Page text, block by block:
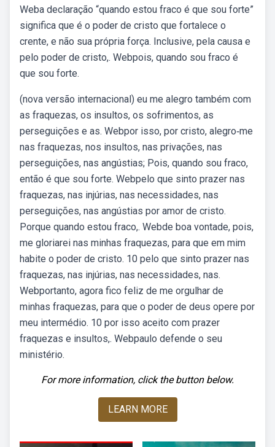
Weba declaração “quando estou fraco é que sou forte”
significa que é o poder de cristo que fortalece o
crente, e não sua própria força. Inclusive, pela causa e
pelo poder de cristo,. Webpois, quando sou fraco é
que sou forte.
(nova versão internacional) eu me alegro também com
as fraquezas, os insultos, os sofrimentos, as
perseguições e as. Webpor isso, por cristo, alegro‑me
nas fraquezas, nos insultos, nas privações, nas
perseguições, nas angústias; Pois, quando sou fraco,
então é que sou forte. Webpelo que sinto prazer nas
fraquezas, nas injúrias, nas necessidades, nas
perseguições, nas angústias por amor de cristo.
Porque quando estou fraco,. Webde boa vontade, pois,
me gloriarei nas minhas fraquezas, para que em mim
habite o poder de cristo. 10 pelo que sinto prazer nas
fraquezas, nas injúrias, nas necessidades, nas.
Webportanto, agora fico feliz de me orgulhar de
minhas fraquezas, para que o poder de deus opere por
meu intermédio. 10 por isso aceito com prazer
fraquezas e insultos,. Webpaulo defende o seu
ministério.
For more information, click the button below.
LEARN MORE